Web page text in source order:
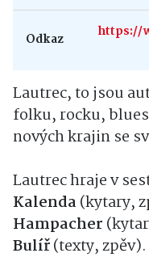
Odkaz
https://
Lautrec, to jsou
folku, rocku,
nových krajin se
Lautrec hraje v
Kalenda (kytary,
Hampacher
Bulíř(texty, zpěv).